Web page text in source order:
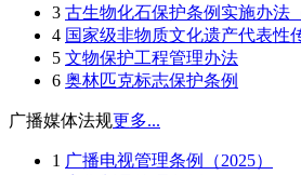
3 古生物化石保护条例实施办法（
4 国家级非物质文化遗产代表性
5 文物保护工程管理办法
6 奥林匹克标志保护条例
广播媒体法规更多...
1 广播电视管理条例（2025）